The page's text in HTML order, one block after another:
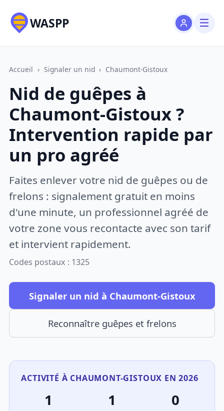
WASPP
Accueil › Signaler un nid › Chaumont-Gistoux
Nid de guêpes à
Chaumont-Gistoux ?
Intervention rapide par
un pro agréé
Faites enlever votre nid de guêpes ou de
frelons : signalement gratuit en moins
d'une minute, un professionnel agréé de
votre zone vous recontacte avec son tarif
et intervient rapidement.
Codes postaux : 1325
Signaler un nid à Chaumont-Gistoux
Reconnaître guêpes et frelons
ACTIVITÉ À CHAUMONT-GISTOUX EN 2026
1 1 0